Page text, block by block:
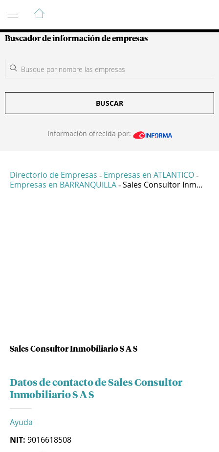
Guía de Empresas Colombianas
Buscador de información de empresas
BUSCAR
Información ofrecida por:
Directorio de Empresas - Empresas en ATLANTICO -
Empresas en BARRANQUILLA - Sales Consultor Inm...
Sales Consultor Inmobiliario S A S
Datos de contacto de Sales Consultor
Inmobiliario S A S
Ayuda
NIT: 9016618508